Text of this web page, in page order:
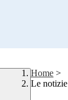
Home >
Le notizie